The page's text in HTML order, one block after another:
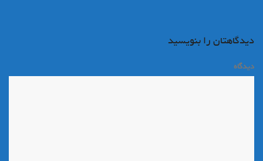
دیدگاهتان را بنویسید
دیدگاه